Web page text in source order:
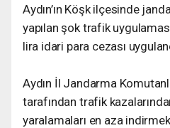
Aydın’ın Köşk ilçesinde
yapılan şok trafik
lira idari para cezası
Aydın İl Jandarma
tarafından trafik
yaralamaları en aza